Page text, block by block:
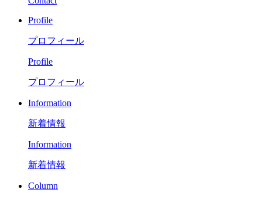
Profile
プロフィール
Profile
プロフィール
Information
新着情報
Information
新着情報
Column